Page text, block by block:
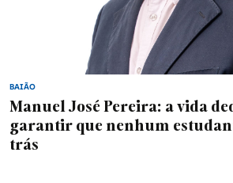
BAIÃO
Manuel José Pereira: a vida
garantir que nenhum
trás